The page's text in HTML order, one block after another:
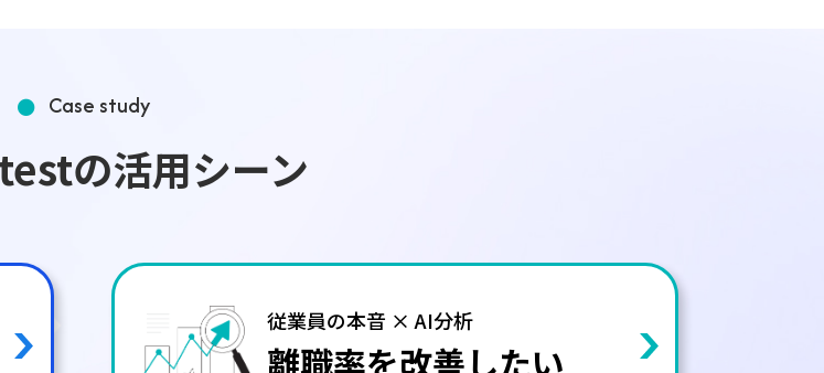
Case study
の活用シーン
従業員の本音 × AI分析
離職率を改善したい